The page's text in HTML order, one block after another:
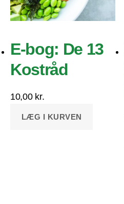
E-bog: De 13
Kostråd
10,00 kr.
LÆG I KURVEN